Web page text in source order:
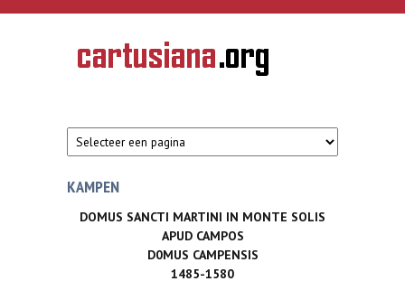
Overslaan en naar de inhoud gaan
CARTUSIANA
Geschiedenis
van de
KAMPEN
DOMUS SANCTI MARTINI IN MONTE SOLIS
APUD CAMPOS
D0MUS CAMPENSIS
1485-1580